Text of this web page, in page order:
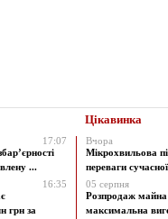
Цікавинка
17:07
...
16:35
грн за
Вчора
Мікрохвильова
переваги
05 серпня
Розпродаж майна
максимальна